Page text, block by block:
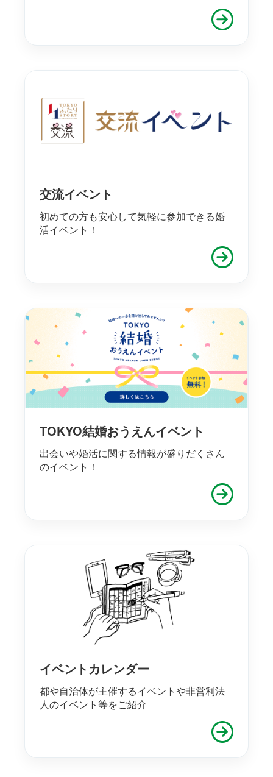
交流イベント
初めての方も安心して気軽に参加できる婚
活イベント！
TOKYO結婚おうえんイベント
出会いや婚活に関する情報が盛りだくさん
のイベント！
イベントカレンダー
都や自治体が主催するイベントや非営利法
人のイベント等をご紹介